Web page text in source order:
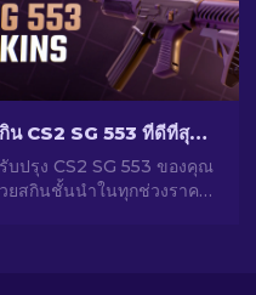
สกิน CS2 SG 553 ที่ดีที่สุดในทุกช่วงราคา [2026]
บปรุง CS2 SG 553 ของคุณ
ยสกินชั้นนำในทุกช่วงราคา!